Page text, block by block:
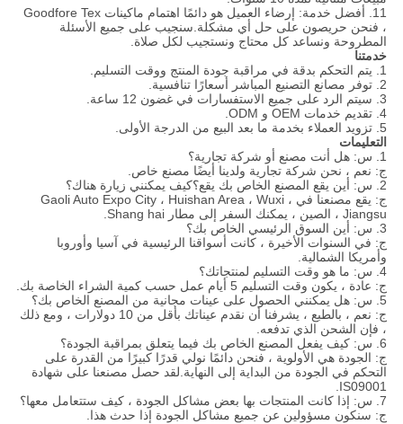
11. أفضل خدمة: إرضاء العميل هو دائمًا اهتمام ماكينات Goodfore Tex
، فنحن حريصون على حل أي مشكلة.سنجيب على جميع الأسئلة
المطروحة ونساعد كل محتاج ونستجيب لكل صلاة.
خدمتنا
1. يتم التحكم بدقة في مراقبة جودة المنتج ووقت التسليم.
2. توفر مصانع التصنيع المباشر أسعارًا تنافسية.
3. سيتم الرد على جميع الاستفسارات في غضون 12 ساعة.
4. تقديم خدمات OEM و ODM.
5. تزويد العملاء بخدمة ما بعد البيع من الدرجة الأولى.
التعليمات
1. س: هل أنت مصنع أو شركة تجارية؟
ج: نعم ، نحن شركة تجارية ولدينا أيضًا مصنع خاص.
2. س: أين يقع المصنع الخاص بك يقع؟كيف يمكنني زيارة هناك؟
ج: يقع مصنعنا في Gaoli Auto Expo City ، Huishan Area ، Wuxi ،
Jiangsu ، الصين ، يمكنك السفر إلى مطار Shang hai.
3. س: أين السوق الرئيسي الخاص بك؟
ج: في السنوات الأخيرة ، كانت أسواقنا الرئيسية في آسيا وأوروبا
وأمريكا الشمالية.
4. س: ما هو وقت التسليم لمنتجاتك؟
ج: عادة ، يكون وقت التسليم 5 أيام عمل حسب كمية الشراء الخاصة بك.
5. س: هل يمكنني الحصول على عينات مجانية من المصنع الخاص بك؟
ج: نعم ، بالطبع ، يشرفنا أن نقدم عيناتك بأقل من 10 دولارات ، ومع ذلك
، فإن الشحن الذي تدفعه.
6. س: كيف يفعل المصنع الخاص بك فيما يتعلق بمراقبة الجودة؟
ج: الجودة هي الأولوية ، فنحن دائمًا نولي قدرًا كبيرًا من القدرة على
التحكم في الجودة من البداية إلى النهاية.لقد حصل مصنعنا على شهادة
IS09001.
7. س: إذا كانت المنتجات بها بعض مشاكل الجودة ، كيف ستتعامل معها؟
ج: سنكون مسؤولين عن جميع مشاكل الجودة إذا حدث هذا.